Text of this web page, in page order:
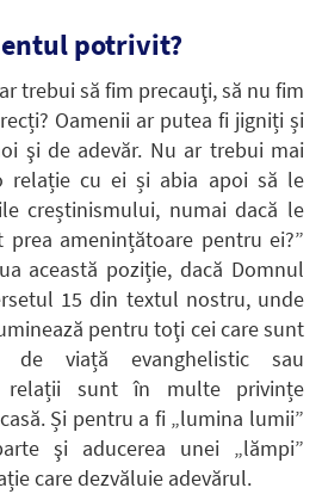
potrivit?
trebui să fim precauţi, să nu fim
Oamenii ar putea fi jigniți și
şi de adevăr. Nu ar trebui mai
relație cu ei și abia apoi să le
creștinismului, numai dacă le
amenințătoare pentru ei?”
această poziție, dacă Domnul
15 din textul nostru, unde
pentru toţi cei care sunt
viață evanghelistic sau
relații sunt în multe privințe
Și pentru a fi „lumina lumii”
şi aducerea unei „lămpi”
care dezvăluie adevărul.